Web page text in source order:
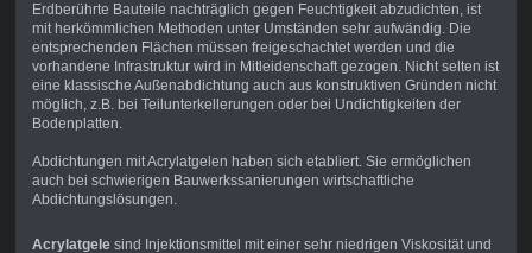
Erdberührte Bauteile nachträglich gegen Feuchtigkeit abzudichten, ist
mit herkömmlichen Methoden unter Umständen sehr aufwändig. Die
entsprechenden Flächen müssen freigeschachtet werden und die
vorhandene Infrastruktur wird in Mitleidenschaft gezogen. Nicht selten ist
eine klassische Außenabdichtung auch aus konstruktiven Gründen nicht
möglich, z.B. bei Teilunterkellerungen oder bei Undichtigkeiten der
Bodenplatten.
Abdichtungen mit Acrylatgelen haben sich etabliert. Sie ermöglichen
auch bei schwierigen Bauwerkssanierungen wirtschaftliche
Abdichtungslösungen.
Acrylatgelesind Injektionsmittel mit einer sehr niedrigen Viskosität und